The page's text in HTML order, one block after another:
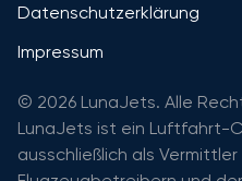
Datenschutzerklärung
Impressum
© 2026 LunaJets. Alle
LunaJets ist ein Luftfahrt-
ausschließlich als